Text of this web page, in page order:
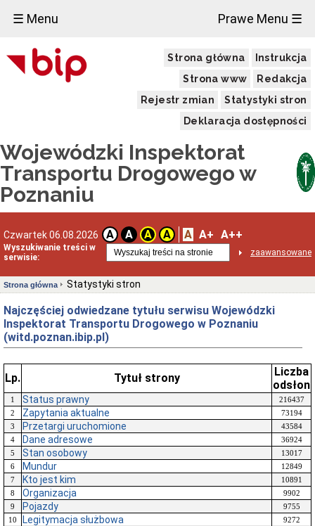
☰ Menu Prawe Menu ☰
Strona główna
Instrukcja
Strona www
Redakcja
Rejestr zmian
Statystyki stron
Deklaracja dostępności
Wojewódzki Inspektorat
Transportu Drogowego w
Poznaniu
Czwartek 06.08.2026 A A A A A A+ A++
Wyszukiwanie treści w
serwisie:
zaawansowane
Strona główna Statystyki stron
Najczęściej odwiedzane tytułu serwisu Wojewódzki
Inspektorat Transportu Drogowego w Poznaniu
(witd.poznan.ibip.pl)
Lp. Tytuł strony
Liczba
odsłon
1 Status prawny
216437
2
Zapytania aktualne
73194
3
Przetargi uruchomione
43584
4
Dane adresowe
36924
5
Stan osobowy
13017
6
Mundur
12849
7
Kto jest kim
10891
8
Organizacja
9902
9
Pojazdy
9755
10
Legitymacja służbowa
9272